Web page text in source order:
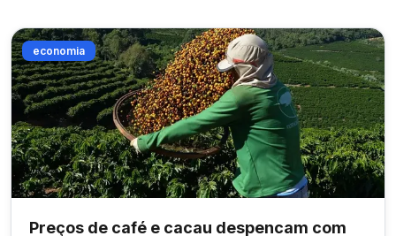
economia
Preços de café e cacau despencam com